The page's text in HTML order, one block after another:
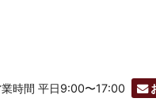
時間 平日9:00〜17:00